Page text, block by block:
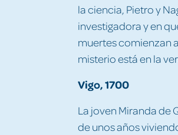
la ciencia, Pietro y
investigadora y en
muertes comienzan
misterio está en la
Vigo, 1700
La joven Miranda de
de unos años